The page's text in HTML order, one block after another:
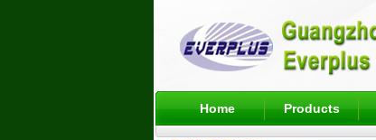
Home Products